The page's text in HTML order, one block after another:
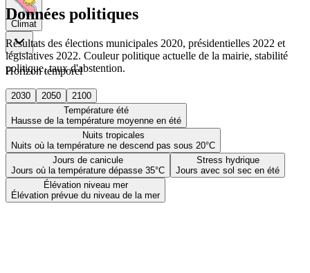
Climat
Horizon temporel
2030 2050
2100
Température été
Hausse de la température moyenne en été
Nuits tropicales
Nuits où la température ne descend pas sous 20°C
Jours de canicule
Jours où la température dépasse 35°C
Stress hydrique
Jours avec sol sec en été
Élévation niveau mer
Élévation prévue du niveau de la mer
Données politiques
Résultats des élections municipales 2020, présidentielles 2022 et
législatives 2022. Couleur politique actuelle de la mairie, stabilité
politique, taux d'abstention.